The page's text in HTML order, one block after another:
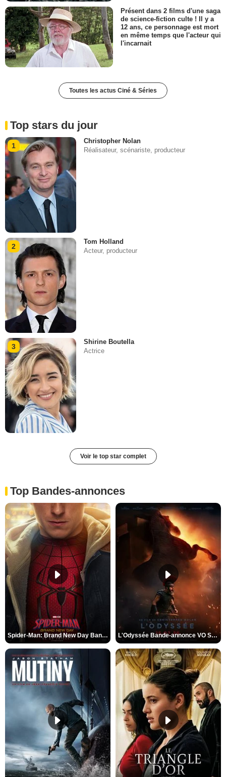
Présent dans 2 films d'une saga
de science-fiction culte ! Il y a
12 ans, ce personnage est mort
en même temps que l'acteur qui
l'incarnait
Toutes les actus Ciné & Séries
Top stars du jour
1
Christopher Nolan
Réalisateur, scénariste, producteur
2
Tom Holland
Acteur, producteur
3
Shirine Boutella
Actrice
Voir le top star complet
Top Bandes-annonces
Spider-Man: Brand New Day Bande-annonce VO STFR L'Odyssée Bande-annonce VO STFR